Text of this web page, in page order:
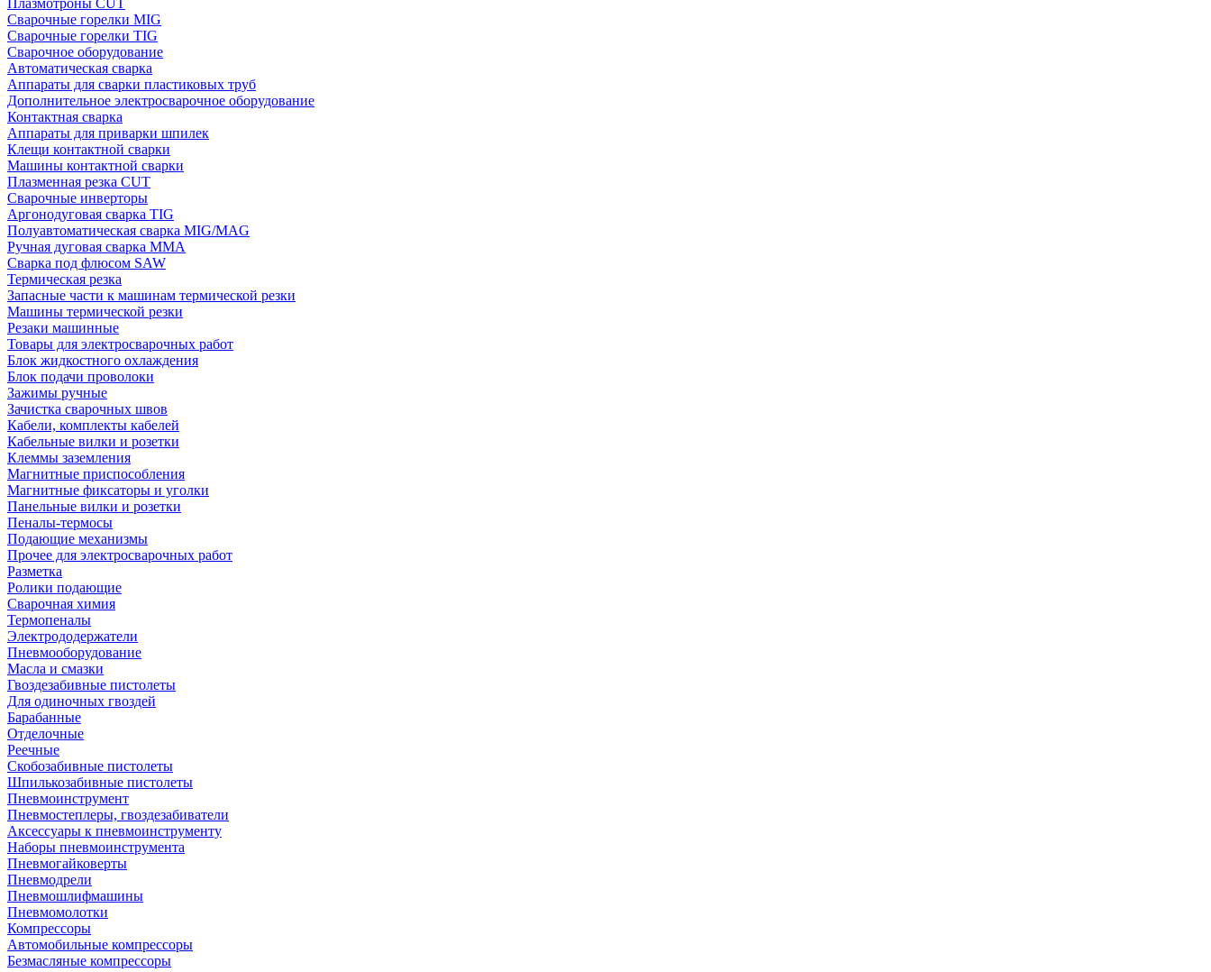
Плазмотроны CUT
Сварочные горелки MIG
Сварочные горелки TIG
Сварочное оборудование
Автоматическая сварка
Аппараты для сварки пластиковых труб
Дополнительное электросварочное оборудование
Контактная сварка
Аппараты для приварки шпилек
Клещи контактной сварки
Машины контактной сварки
Плазменная резка CUT
Сварочные инверторы
Аргонодуговая сварка TIG
Полуавтоматическая сварка MIG/MAG
Ручная дуговая сварка MMA
Сварка под флюсом SAW
Термическая резка
Запасные части к машинам термической резки
Машины термической резки
Резаки машинные
Товары для электросварочных работ
Блок жидкостного охлаждения
Блок подачи проволоки
Зажимы ручные
Зачистка сварочных швов
Кабели, комплекты кабелей
Кабельные вилки и розетки
Клеммы заземления
Магнитные приспособления
Магнитные фиксаторы и уголки
Панельные вилки и розетки
Пеналы-термосы
Подающие механизмы
Прочее для электросварочных работ
Разметка
Ролики подающие
Сварочная химия
Термопеналы
Электрододержатели
Пневмооборудование
Масла и смазки
Гвоздезабивные пистолеты
Для одиночных гвоздей
Барабанные
Отделочные
Реечные
Скобозабивные пистолеты
Шпилькозабивные пистолеты
Пневмоинструмент
Пневмостеплеры, гвоздезабиватели
Аксессуары к пневмоинструменту
Наборы пневмоинструмента
Пневмогайковерты
Пневмодрели
Пневмошлифмашины
Пневмомолотки
Компрессоры
Автомобильные компрессоры
Безмасляные компрессоры